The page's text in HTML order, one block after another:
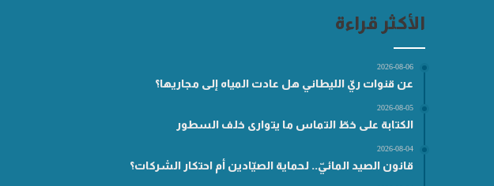
الأكثر قراءة
2026-08-06
عن قنوات ريّ الليطاني هل عادت المياه إلى مجاريها؟
2026-08-05
الكتابة على خطّ التماس ما يتوارى خلف السطور
2026-08-04
قانون الصيد المائيّ.. لحماية الصيّادين أم احتكار الشركات؟